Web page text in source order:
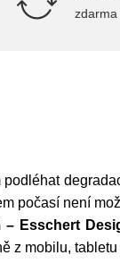
zdarma
podléhat
počasí není
Esschert
z mobilu,